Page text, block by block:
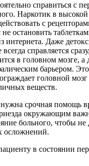
справиться с
Наркотик в высокой
с
остановить
интернета. Даже
справляется
в головном мозге, а
барьером.
головной мозг
веществ.
срочная помощь
окружающим
больного, чтобы не
осложнений.
в состоянии